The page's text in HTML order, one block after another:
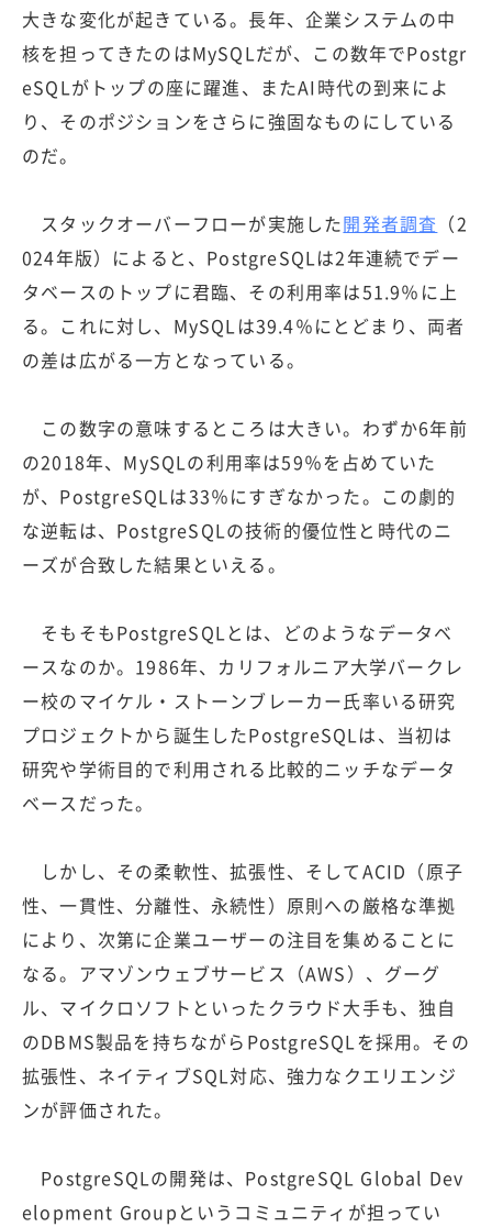
大きな変化が起きている。長年、企業システムの中
核を担ってきたのはMySQLだが、この数年でPostgr
eSQLがトップの座に躍進、またAI時代の到来によ
り、そのポジションをさらに強固なものにしている
のだ。
スタックオーバーフローが実施した開発者調査 （2
024年版）によると、PostgreSQLは2年連続でデー
タベースのトップに君臨、その利用率は51.9％に上
る。これに対し、MySQLは39.4％にとどまり、両者
の差は広がる一方となっている。
この数字の意味するところは大きい。わずか6年前
の2018年、MySQLの利用率は59％を占めていた
が、PostgreSQLは33％にすぎなかった。この劇的
な逆転は、PostgreSQLの技術的優位性と時代のニ
ーズが合致した結果といえる。
そもそもPostgreSQLとは、どのようなデータベ
ースなのか。1986年、カリフォルニア大学バークレ
ー校のマイケル・ストーンブレーカー氏率いる研究
プロジェクトから誕生したPostgreSQLは、当初は
研究や学術目的で利用される比較的ニッチなデータ
ベースだった。
しかし、その柔軟性、拡張性、そしてACID（原子
性、一貫性、分離性、永続性）原則への厳格な準拠
により、次第に企業ユーザーの注目を集めることに
なる。アマゾンウェブサービス（AWS）、グーグ
ル、マイクロソフトといったクラウド大手も、独自
のDBMS製品を持ちながらPostgreSQLを採用。その
拡張性、ネイティブSQL対応、強力なクエリエンジ
ンが評価された。
PostgreSQLの開発は、PostgreSQL Global Dev
elopment Groupというコミュニティが担ってい